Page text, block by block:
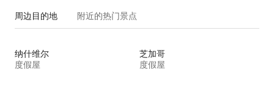
周边目的地 附近的热门景点
纳什维尔
度假屋
芝加哥
度假屋